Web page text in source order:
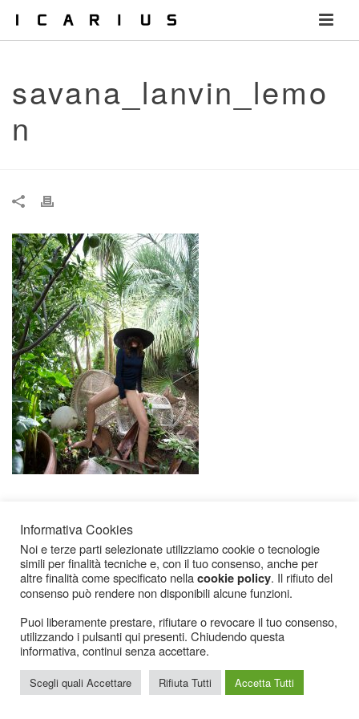
savana_lanvin_lemo
n
Cookies
Informativa Cookies
Noi e terze parti selezionate utilizziamo cookie o tecnologie
simili per finalità tecniche e, con il tuo consenso, anche per
altre finalità come specificato nellacookie policy. Il rifiuto del
consenso può rendere non disponibili alcune funzioni.
Puoi liberamente prestare, rifiutare o revocare il tuo consenso,
utilizzando i pulsanti qui presenti. Chiudendo questa
informativa, continui senza accettare.
Scegli quali Accettare Rifiuta Tutti Accetta Tutti